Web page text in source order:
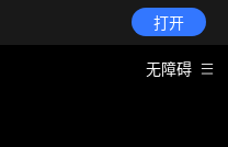
打开
无障碍